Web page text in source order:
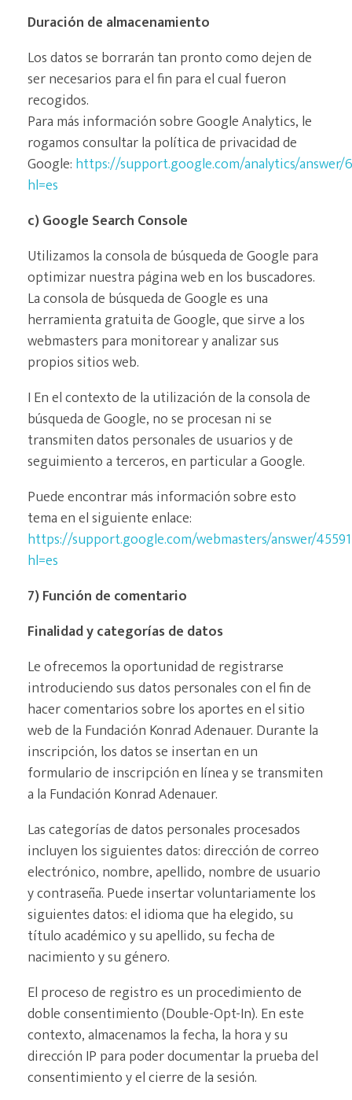
Duración de almacenamiento
Los datos se borrarán tan pronto como dejen de
ser necesarios para el fin para el cual fueron
recogidos.
Para más información sobre Google Analytics, le
rogamos consultar la política de privacidad de
Google: https://support.google.com/analytics/answer/
hl=es
c) Google Search Console
Utilizamos la consola de búsqueda de Google para
optimizar nuestra página web en los buscadores.
La consola de búsqueda de Google es una
herramienta gratuita de Google, que sirve a los
webmasters para monitorear y analizar sus
propios sitios web.
I En el contexto de la utilización de la consola de
búsqueda de Google, no se procesan ni se
transmiten datos personales de usuarios y de
seguimiento a terceros, en particular a Google.
Puede encontrar más información sobre esto
tema en el siguiente enlace:
https://support.google.com/webmasters/answer/
hl=es
7) Función de comentario
Finalidad y categorías de datos
Le ofrecemos la oportunidad de registrarse
introduciendo sus datos personales con el fin de
hacer comentarios sobre los aportes en el sitio
web de la Fundación Konrad Adenauer. Durante la
inscripción, los datos se insertan en un
formulario de inscripción en línea y se transmiten
a la Fundación Konrad Adenauer.
Las categorías de datos personales procesados
incluyen los siguientes datos: dirección de correo
electrónico, nombre, apellido, nombre de usuario
y contraseña. Puede insertar voluntariamente los
siguientes datos: el idioma que ha elegido, su
título académico y su apellido, su fecha de
nacimiento y su género.
El proceso de registro es un procedimiento de
doble consentimiento (Double-Opt-In). En este
contexto, almacenamos la fecha, la hora y su
dirección IP para poder documentar la prueba del
consentimiento y el cierre de la sesión.